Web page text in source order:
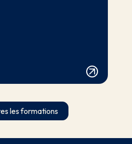
les formations